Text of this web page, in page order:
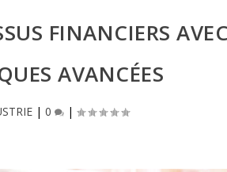
FINANCIERS
AVANCÉES
|0 |